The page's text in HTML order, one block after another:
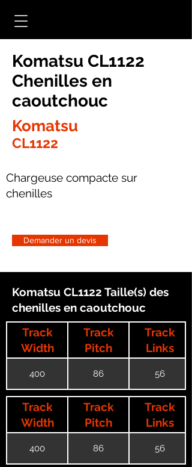
Komatsu CL1122
Chenilles en
caoutchouc
Komatsu
CL1122
Chargeuse compacte sur
chenilles
Demander un devis
Komatsu CL1122 Taille(s) des
chenilles en caoutchouc
Track
Width
Track
Pitch
Track
Links
400 86 56
Track
Width
Track
Pitch
Track
Links
400 86 56